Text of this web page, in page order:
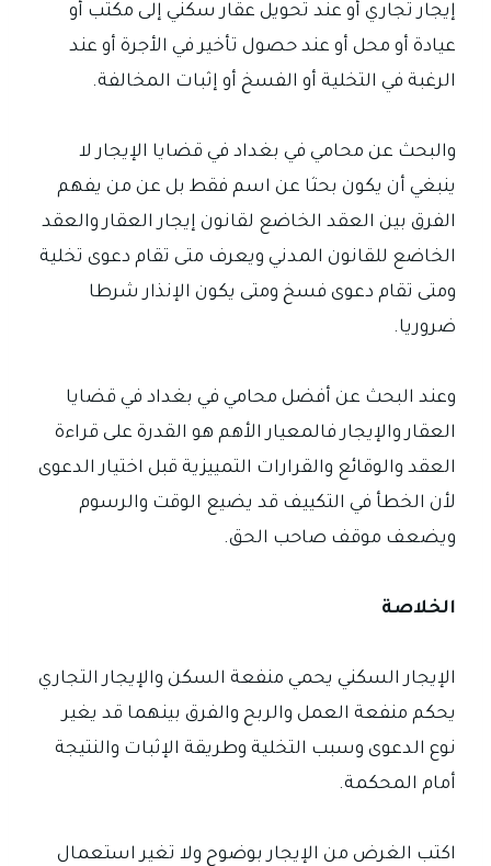
إيجار تجاري أو عند تحويل عقار سكني إلى مكتب أو
عيادة أو محل أو عند حصول تأخير في الأجرة أو عند
الرغبة في التخلية أو الفسخ أو إثبات المخالفة.
والبحث عن محامي في بغداد في قضايا الإيجار لا
ينبغي أن يكون بحثا عن اسم فقط بل عن من يفهم
الفرق بين العقد الخاضع لقانون إيجار العقار والعقد
الخاضع للقانون المدني ويعرف متى تقام دعوى تخلية
ومتى تقام دعوى فسخ ومتى يكون الإنذار شرطا
ضروريا.
وعند البحث عن أفضل محامي في بغداد في قضايا
العقار والإيجار فالمعيار الأهم هو القدرة على قراءة
العقد والوقائع والقرارات التمييزية قبل اختيار الدعوى
لأن الخطأ في التكييف قد يضيع الوقت والرسوم
ويضعف موقف صاحب الحق.
الخلاصة
الإيجار السكني يحمي منفعة السكن والإيجار التجاري
يحكم منفعة العمل والربح والفرق بينهما قد يغير
نوع الدعوى وسبب التخلية وطريقة الإثبات والنتيجة
أمام المحكمة.
اكتب الغرض من الإيجار بوضوح ولا تغير استعمال